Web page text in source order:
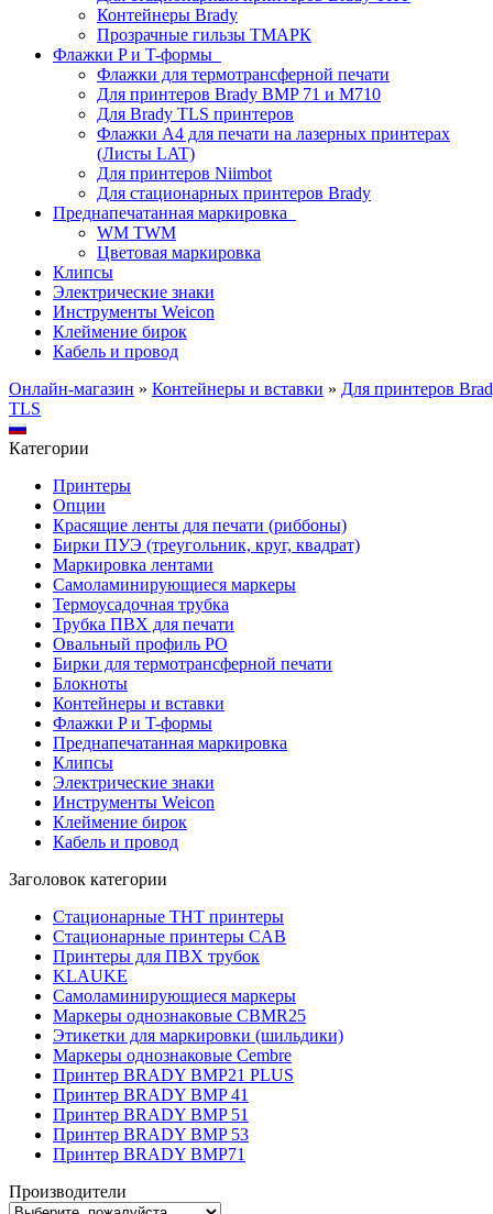
Контейнеры Brady
Прозрачные гильзы ТМАРК
Флажки P и T-формы
Флажки для термотрансферной печати
Для принтеров Brady BMP 71 и M710
Для Brady TLS принтеров
Флажки A4 для печати на лазерных принтерах
(Листы LAT)
Для принтеров Niimbot
Для стационарных принтеров Brady
Преднапечатанная маркировка
WM TWM
Цветовая маркировка
Клипсы
Электрические знаки
Инструменты Weicon
Клеймение бирок
Кабель и провод
Онлайн-магазин » Контейнеры и вставки » Для принтеров
TLS
Категории
Принтеры
Опции
Красящие ленты для печати (риббоны)
Бирки ПУЭ (треугольник, круг, квадрат)
Маркировка лентами
Самоламинирующиеся маркеры
Термоусадочная трубка
Трубка ПВХ для печати
Овальный профиль PO
Бирки для термотрансферной печати
Блокноты
Контейнеры и вставки
Флажки P и T-формы
Преднапечатанная маркировка
Клипсы
Электрические знаки
Инструменты Weicon
Клеймение бирок
Кабель и провод
Заголовок категории
Стационарные THT принтеры
Стационарные принтеры CAB
Принтеры для ПВХ трубок
KLAUKE
Самоламинирующиеся маркеры
Маркеры однознаковые CBMR25
Этикетки для маркировки (шильдики)
Маркеры однознаковые Cembre
Принтер BRADY BMP21 PLUS
Принтер BRADY BMP 41
Принтер BRADY BMP 51
Принтер BRADY BMP 53
Принтер BRADY BMP71
Производители